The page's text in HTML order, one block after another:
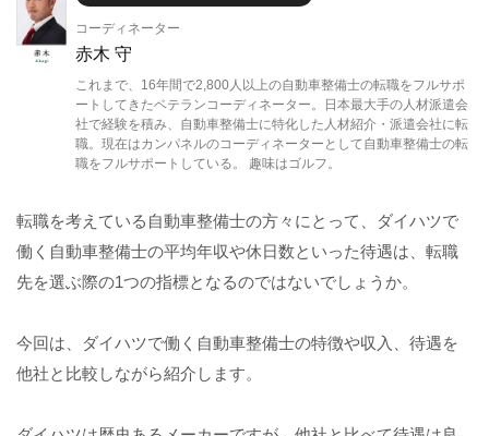
コーディネーター
赤木 守
これまで、16年間で2,800人以上の自動車整備士の転職をフルサポ
ートしてきたベテランコーディネーター。日本最大手の人材派遣会
社で経験を積み、自動車整備士に特化した人材紹介・派遣会社に転
職。現在はカンパネルのコーディネーターとして自動車整備士の転
職をフルサポートしている。 趣味はゴルフ。
転職を考えている自動車整備士の方々にとって、ダイハツで
働く自動車整備士の平均年収や休日数といった待遇は、転職
先を選ぶ際の1つの指標となるのではないでしょうか。
今回は、ダイハツで働く自動車整備士の特徴や収入、待遇を
他社と比較しながら紹介します。